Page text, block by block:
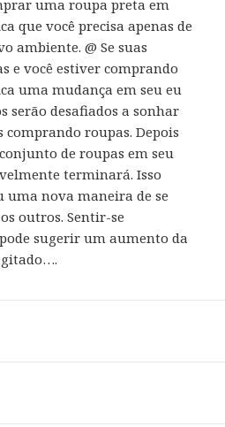
uma roupa preta em
que você precisa apenas de
ambiente. @ Se suas
e você estiver comprando
uma mudança em seu eu
serão desafiados a sonhar
comprando roupas. Depois
de roupas em seu
terminará. Isso
uma nova maneira de se
outros. Sentir-se
sugerir um aumento da